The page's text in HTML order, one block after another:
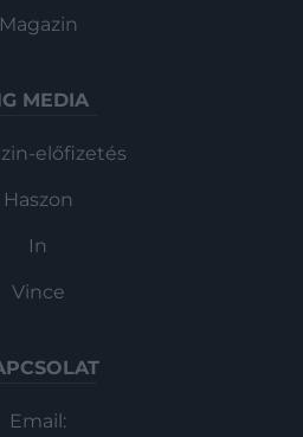
Magazin
MEDIA
előfizetés
Haszon
In
Vince
Email: